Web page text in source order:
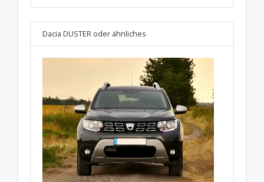
Dacia DUSTER oder ähnliches